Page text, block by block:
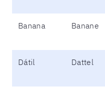
Banana Banane
Dátil Dattel